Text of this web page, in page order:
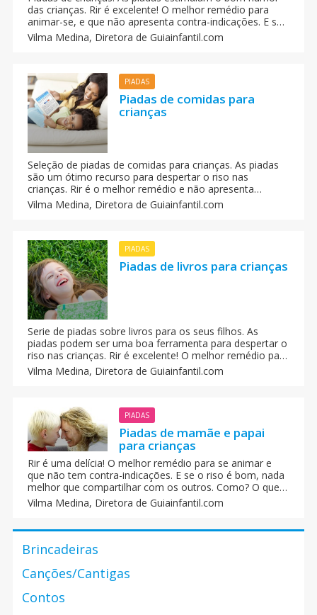
das crianças. Rir é excelente! O melhor remédio para
animar-se, e que não apresenta contra-indicações. E se
a risada é boa, nada melhor que compartilhar com os
demais. Como? Que parece se começamos a contar
Vilma Medina, Diretora de Guiainfantil.com
PIADAS
Piadas de comidas para
crianças
Seleção de piadas de comidas para crianças. As piadas
são um ótimo recurso para despertar o riso nas
crianças. Rir é o melhor remédio e não apresenta
contra-indicações. E se a risada é boa, nada melhor que
compartilhar com os demais.
Vilma Medina, Diretora de Guiainfantil.com
PIADAS
Piadas de livros para crianças
Serie de piadas sobre livros para os seus filhos. As
piadas podem ser uma boa ferramenta para despertar o
riso nas crianças. Rir é excelente! O melhor remédio para
animar-se, e que não apresenta contra-indicações. E se
a risada é boa, nada melhor que compartilhar com os
Vilma Medina, Diretora de Guiainfantil.com
PIADAS
Piadas de mamãe e papai
para crianças
Rir é uma delícia! O melhor remédio para se animar e
que não tem contra-indicações. E se o riso é bom, nada
melhor que compartilhar com os outros. Como? O que
você acha de começarmos a contar algumas piadas? As
piadas estimulam o bom humor das crianças.
Vilma Medina, Diretora de Guiainfantil.com
Brincadeiras
Canções/Cantigas
Contos